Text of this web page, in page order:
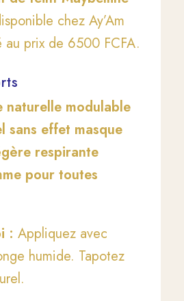
chez Ay’Am
au prix de 6500 FCFA.
naturelle modulable
sans effet masque
respirante
pour toutes
: Appliquez avec
humide. Tapotez